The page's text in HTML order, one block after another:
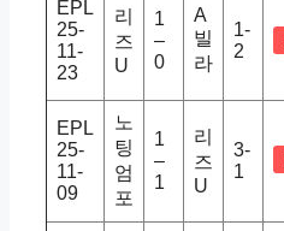
EPL
25-
11-
23
리
즈
U
1
–
0
A
빌
라
1-
2
EPL
25-
11-
09
노
팅
엄
포
1
–
1
리
즈
U
3-
1